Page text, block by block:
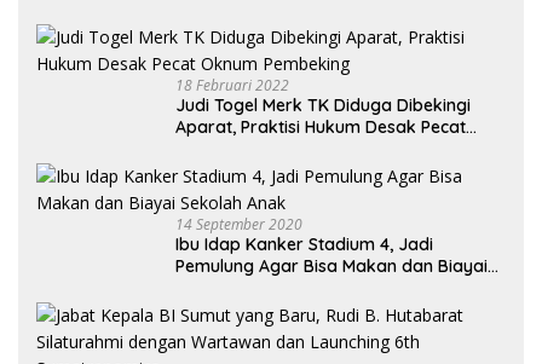
18 Februari 2022
Judi Togel Merk TK Diduga Dibekingi
Aparat, Praktisi Hukum Desak Pecat
14 September 2020
Ibu Idap Kanker Stadium 4, Jadi
Pemulung Agar Bisa Makan dan Biayai